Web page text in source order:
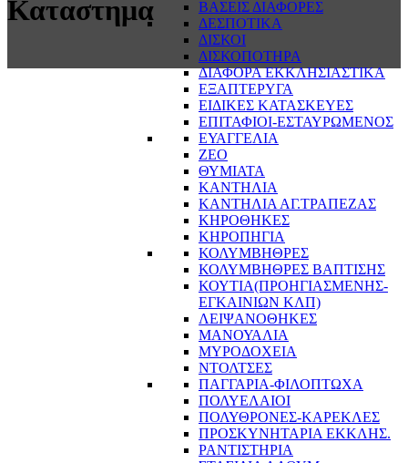
ΒΑΣΕΙΣ ΔΙΑΦΟΡΕΣ
ΔΕΣΠΟΤΙΚΑ
ΔΙΣΚΟΙ
ΔΙΣΚΟΠΟΤΗΡΑ
ΔΙΑΦΟΡΑ ΕΚΚΛΗΣΙΑΣΤΙΚΑ
ΕΞΑΠΤΕΡΥΓΑ
ΕΙΔΙΚΕΣ ΚΑΤΑΣΚΕΥΕΣ
ΕΠΙΤΑΦΙΟΙ-ΕΣΤΑΥΡΩΜΕΝΟΣ
ΕΥΑΓΓΕΛΙΑ
ΖΕΟ
ΘΥΜΙΑΤΑ
ΚΑΝΤΗΛΙΑ
ΚΑΝΤΗΛΙΑ ΑΓ.ΤΡΑΠΕΖΑΣ
ΚΗΡΟΘΗΚΕΣ
ΚΗΡΟΠΗΓΙΑ
ΚΟΛΥΜΒΗΘΡΕΣ
ΚΟΛΥΜΒΗΘΡΕΣ ΒΑΠΤΙΣΗΣ
ΚΟΥΤΙΑ(ΠΡΟΗΓΙΑΣΜΕΝΗΣ-
ΕΓΚΑΙΝΙΩΝ ΚΛΠ)
ΛΕΙΨΑΝΟΘΗΚΕΣ
ΜΑΝΟΥΑΛΙΑ
ΜΥΡΟΔΟΧΕΙΑ
ΝΤΟΛΤΣΕΣ
ΠΑΓΓΑΡΙΑ-ΦΙΛΟΠΤΩΧΑ
ΠΟΛΥΕΛΑΙΟΙ
ΠΟΛΥΘΡΟΝΕΣ-ΚΑΡΕΚΛΕΣ
ΠΡΟΣΚΥΝΗΤΑΡΙΑ ΕΚΚΛΗΣ.
ΡΑΝΤΙΣΤΗΡΙΑ
Καταστημα